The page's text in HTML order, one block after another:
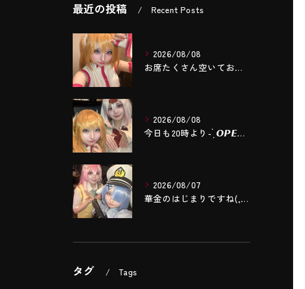
最近の投稿 Recent Posts
2026/08/08
お席たくさん空いております‼️
2026/08/08
今日も20時より- ̗̀ 𝙊𝙋𝙀𝙉 .ᐟ.ᐟ ̖́-❣️
2026/08/07
華金のはじまりですね(,,- -,,)❤️‍🔥❤️‍🔥❤️‍...
タグ Tags